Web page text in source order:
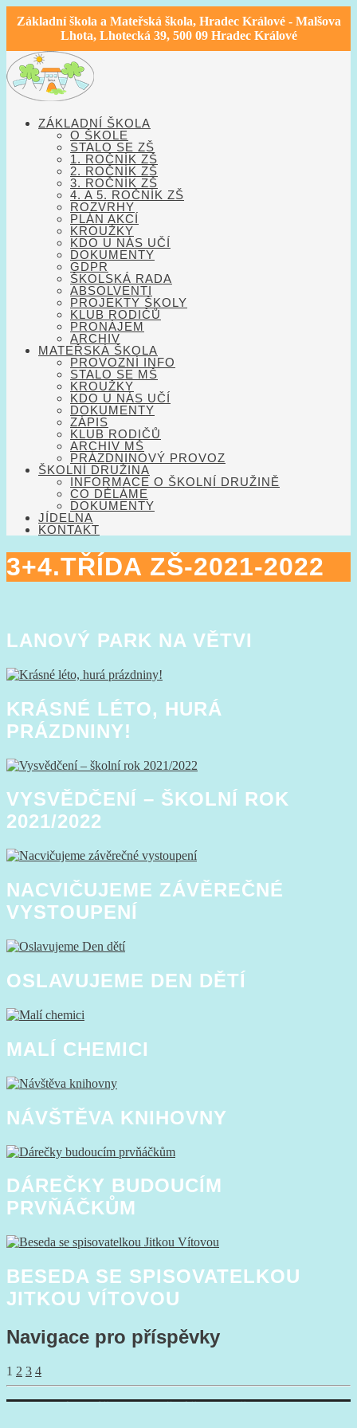
Základní škola a Mateřská škola, Hradec Králové - Malšova
Lhota, Lhotecká 39, 500 09 Hradec Králové
ZÁKLADNÍ ŠKOLA
O ŠKOLE
STALO SE ZŠ
1. ROČNÍK ZŠ
2. ROČNÍK ZŠ
3. ROČNÍK ZŠ
4. A 5. ROČNÍK ZŠ
ROZVRHY
PLÁN AKCÍ
KROUŽKY
KDO U NÁS UČÍ
DOKUMENTY
GDPR
ŠKOLSKÁ RADA
ABSOLVENTI
PROJEKTY ŠKOLY
KLUB RODIČŮ
PRONÁJEM
ARCHIV
MATEŘSKÁ ŠKOLA
PROVOZNÍ INFO
STALO SE MŠ
KROUŽKY
KDO U NÁS UČÍ
DOKUMENTY
ZÁPIS
KLUB RODIČŮ
ARCHIV MŠ
PRÁZDNINOVÝ PROVOZ
ŠKOLNÍ DRUŽINA
INFORMACE O ŠKOLNÍ DRUŽINĚ
CO DĚLÁME
DOKUMENTY
JÍDELNA
KONTAKT
3+4.TŘÍDA ZŠ-2021-2022
LANOVÝ PARK NA VĚTVI
KRÁSNÉ LÉTO, HURÁ
PRÁZDNINY!
VYSVĚDČENÍ – ŠKOLNÍ ROK
2021/2022
NACVIČUJEME ZÁVĚREČNÉ
VYSTOUPENÍ
OSLAVUJEME DEN DĚTÍ
MALÍ CHEMICI
NÁVŠTĚVA KNIHOVNY
DÁREČKY BUDOUCÍM
PRVŇÁČKŮM
BESEDA SE SPISOVATELKOU
JITKOU VÍTOVOU
Navigace pro příspěvky
1 2 3 4
Na webu Základní škola a Mateřská škola Malšova Lhota